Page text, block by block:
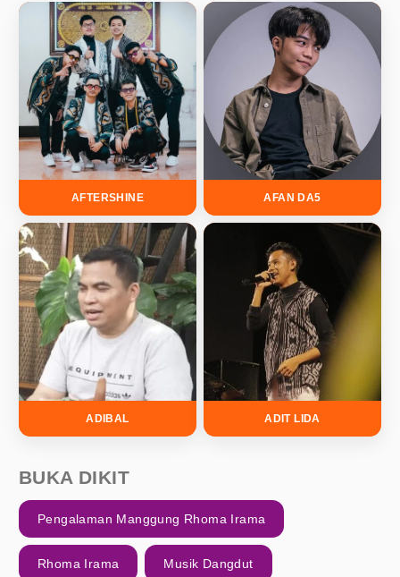
AFTERSHINE AFAN DA5
ADIBAL ADIT LIDA
BUKA DIKIT
Pengalaman Manggung Rhoma Irama
Rhoma Irama Musik Dangdut